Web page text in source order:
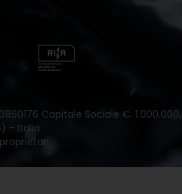
Capitale Sociale €.
- Italia